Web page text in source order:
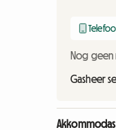
Nog geen
Gasheer